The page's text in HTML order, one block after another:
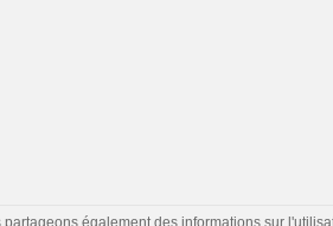
également des informations sur